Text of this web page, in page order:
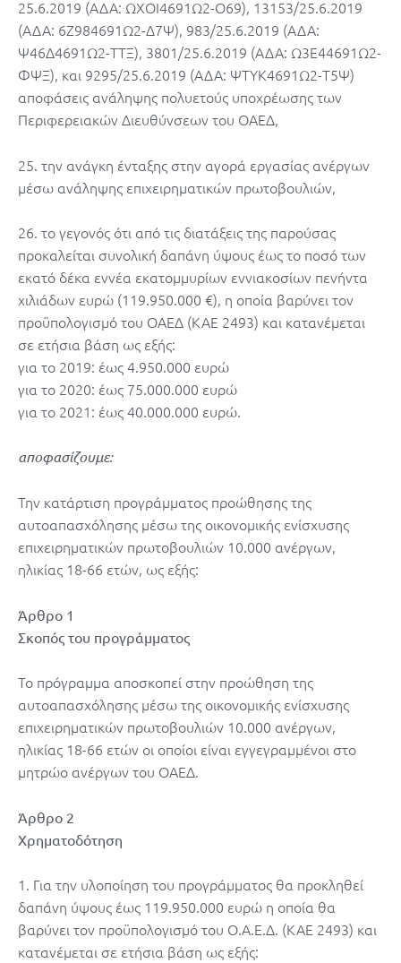
25.6.2019 (ΑΔΑ: ΩΧΟΙ4691Ω2-Ο69), 13153/25.6.2019
(ΑΔΑ: 6Ζ984691Ω2-Δ7Ψ), 983/25.6.2019 (ΑΔΑ:
Ψ46Δ4691Ω2-ΤΤΞ), 3801/25.6.2019 (ΑΔΑ: Ω3Ε44691Ω2-
ΦΨΞ), και 9295/25.6.2019 (ΑΔΑ: ΨΤΥΚ4691Ω2-Τ5Ψ)
αποφάσεις ανάληψης πολυετούς υποχρέωσης των
Περιφερειακών Διευθύνσεων του ΟΑΕΔ,
25. την ανάγκη ένταξης στην αγορά εργασίας ανέργων
μέσω ανάληψης επιχειρηματικών πρωτοβουλιών,
26. το γεγονός ότι από τις διατάξεις της παρούσας
προκαλείται συνολική δαπάνη ύψους έως το ποσό των
εκατό δέκα εννέα εκατομμυρίων εννιακοσίων πενήντα
χιλιάδων ευρώ (119.950.000 €), η οποία βαρύνει τον
προϋπολογισμό του ΟΑΕΔ (ΚΑΕ 2493) και κατανέμεται
σε ετήσια βάση ως εξής:
για το 2019: έως 4.950.000 ευρώ
για το 2020: έως 75.000.000 ευρώ
για το 2021: έως 40.000.000 ευρώ.
αποφασίζουμε:
Την κατάρτιση προγράμματος προώθησης της
αυτοαπασχόλησης μέσω της οικονομικής ενίσχυσης
επιχειρηματικών πρωτοβουλιών 10.000 ανέργων,
ηλικίας 18-66 ετών, ως εξής:
Άρθρο 1
Σκοπός του προγράμματος
Το πρόγραμμα αποσκοπεί στην προώθηση της
αυτοαπασχόλησης μέσω της οικονομικής ενίσχυσης
επιχειρηματικών πρωτοβουλιών 10.000 ανέργων,
ηλικίας 18-66 ετών οι οποίοι είναι εγγεγραμμένοι στο
μητρώο ανέργων του ΟΑΕΔ.
Άρθρο 2
Χρηματοδότηση
1. Για την υλοποίηση του προγράμματος θα προκληθεί
δαπάνη ύψους έως 119.950.000 ευρώ η οποία θα
βαρύνει τον προϋπολογισμό του Ο.Α.Ε.Δ. (ΚΑΕ 2493) και
κατανέμεται σε ετήσια βάση ως εξής: